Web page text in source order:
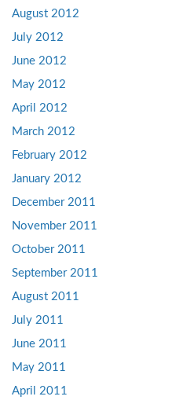
August 2012
July 2012
June 2012
May 2012
April 2012
March 2012
February 2012
January 2012
December 2011
November 2011
October 2011
September 2011
August 2011
July 2011
June 2011
May 2011
April 2011